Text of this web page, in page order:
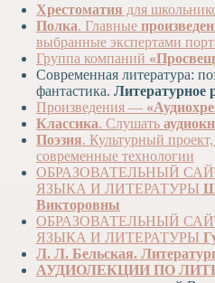
Хрестоматия для
Полка. Главные
выбранные экспертами
Группа компаний
Современная литература:
фантастика. Литературное
Произведения —
Классика. Слушать
Поэзия. Культурный
современные технологии
ОБРАЗОВАТЕЛЬНЫЙ
ЯЗЫКА И ЛИТЕРАТУРЫ
Викторовны
ОБРАЗОВАТЕЛЬНЫЙ
ЯЗЫКА И ЛИТЕРАТУРЫ
Л. Л. Бельская.
АУДИОЛЕКЦИИ ПО